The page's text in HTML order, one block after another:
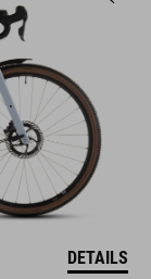
DETAILS